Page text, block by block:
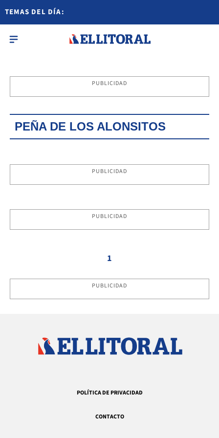
TEMAS DEL DÍA:
PUBLICIDAD
PEÑA DE LOS ALONSITOS
PUBLICIDAD
PUBLICIDAD
1
PUBLICIDAD
POLÍTICA DE PRIVACIDAD
CONTACTO